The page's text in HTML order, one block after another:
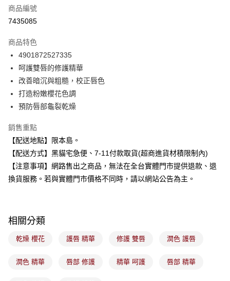
超商取貨付款
Apple Pay
街口支付
悠遊付
Google Pay
全盈+PAY
【大哥付你分期使用說明】
1.本服務由台灣大哥大提供，台灣大哥大用戶可立即使用無須另外申請。
3.實際核准額度、可分期數及費用金額請依後續交易確認頁面所載為準。
4.訂單成立30分鐘內，如未前往確認交易或遇審核未通過，訂單將自動取
消。如遇「轉專審核」未通過狀況，表示未達大哥付你分期系統評分，恕無
1.分期款項不併入電信帳單，「大哥付你分期」於每月結算日後寄送繳費提
ATM付款
全家取貨付款
每筆NT$100，滿NT$899(含以上)免運費
商品編號
7435085
商品特色
4901872527335
呵護雙唇的修護精華
改善暗沉與粗糙，校正唇色
打造粉嫩櫻花色調
預防唇部龜裂乾燥
銷售重點
【配送地點】限本島。
【配送方式】黑貓宅急便、7-11付款取貨(超商進貨材積限制內)
【注意事項】網路售出之商品，無法在全台實體門市提供退款、退
換貨服務。若與實體門市價格不同時，請以網站公告為主。
相關分類
乾燥 櫻花 護唇 精華 修護 雙唇 潤色 護唇
潤色 精華 唇部 修護 精華 呵護 唇部 精華